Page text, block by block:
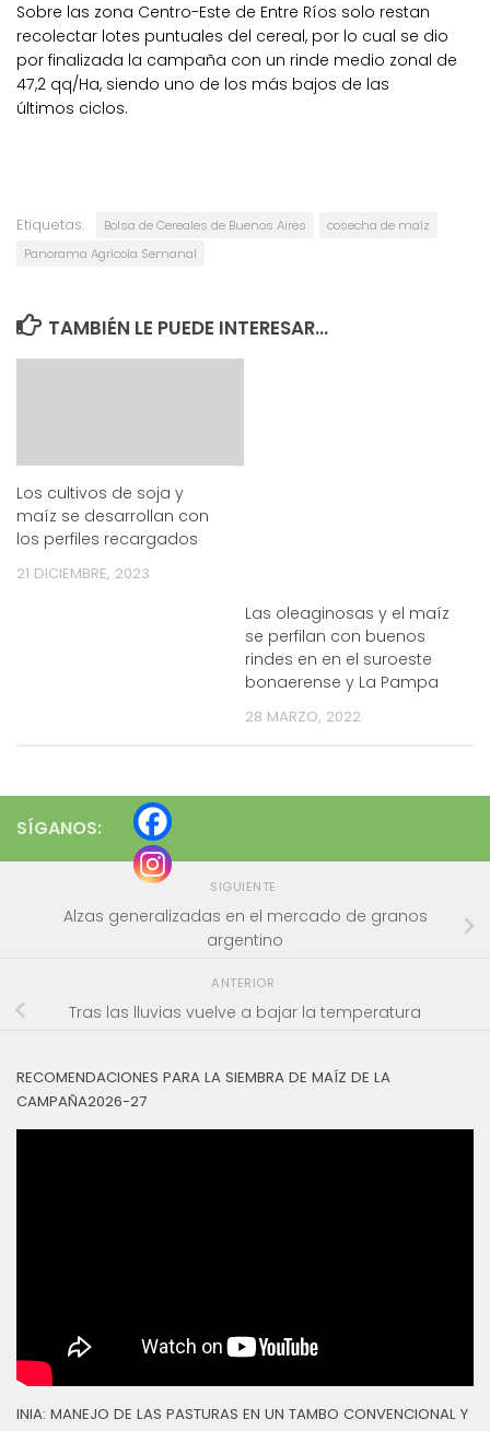
Sobre las zona Centro-Este de Entre Ríos solo restan
recolectar lotes puntuales del cereal, por lo cual se dio
por finalizada la campaña con un rinde medio zonal de
47,2 qq/Ha, siendo uno de los más bajos de las
últimos ciclos.
Etiquetas: Bolsa de Cereales de Buenos Aires
cosecha de maíz
Panorama Agrìcola Semanal
TAMBIÉN LE PUEDE INTERESAR...
Los cultivos de soja y
maíz se desarrollan con
los perfiles recargados
21 DICIEMBRE, 2023
Las oleaginosas y el maíz
se perfilan con buenos
rindes en en el suroeste
bonaerense y La Pampa
28 MARZO, 2022
SÍGANOS:
SIGUIENTE
Alzas generalizadas en el mercado de granos
argentino
ANTERIOR
Tras las lluvias vuelve a bajar la temperatura
RECOMENDACIONES PARA LA SIEMBRA DE MAÍZ DE LA
CAMPAÑA2026-27
INIA: MANEJO DE LAS PASTURAS EN UN TAMBO CONVENCIONAL Y